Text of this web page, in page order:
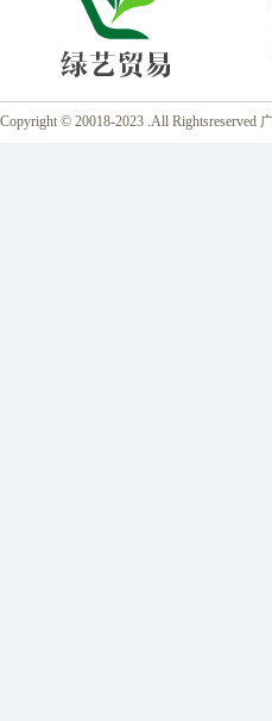
Copyright © 20018-2023 .All Rightsreserved